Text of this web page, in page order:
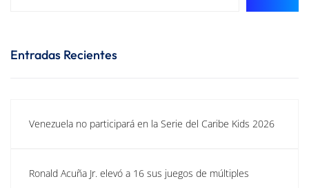
Entradas Recientes
Venezuela no participará en la Serie del Caribe Kids 2026
Ronald Acuña Jr. elevó a 16 sus juegos de múltiples